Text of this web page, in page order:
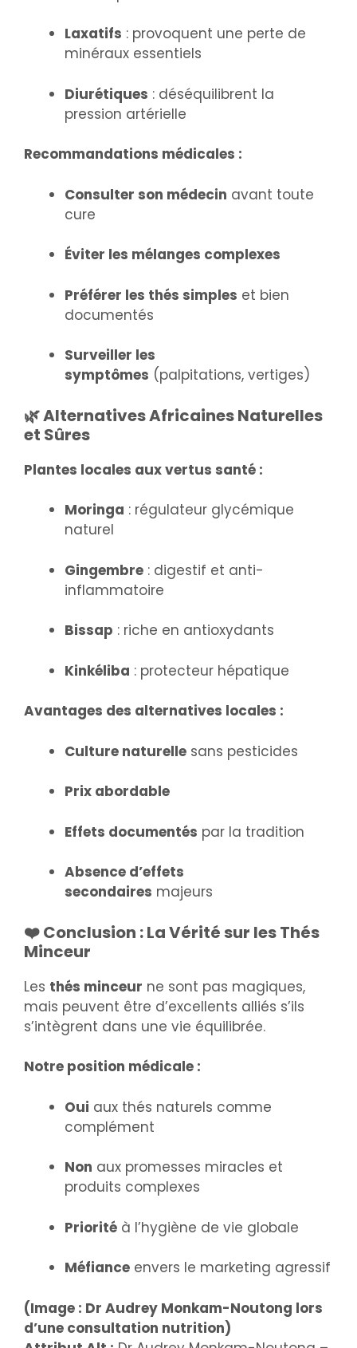
Laxatifs : provoquent une perte de
minéraux essentiels
Diurétiques : déséquilibrent la
pression artérielle
Recommandations médicales :
Consulter son médecin avant toute
cure
Éviter les mélanges complexes
Préférer les thés simples et bien
documentés
Surveiller les
symptômes (palpitations, vertiges)
🌿 Alternatives Africaines Naturelles
et Sûres
Plantes locales aux vertus santé :
Moringa : régulateur glycémique
naturel
Gingembre : digestif et anti-
inflammatoire
Bissap : riche en antioxydants
Kinkéliba : protecteur hépatique
Avantages des alternatives locales :
Culture naturelle sans pesticides
Prix abordable
Effets documentés par la tradition
Absence d’effets
secondaires majeurs
❤️ Conclusion : La Vérité sur les Thés
Minceur
Les thés minceur ne sont pas magiques,
mais peuvent être d’excellents alliés s’ils
s’intègrent dans une vie équilibrée.
Notre position médicale :
Oui aux thés naturels comme
complément
Non aux promesses miracles et
produits complexes
Priorité à l’hygiène de vie globale
Méfiance envers le marketing agressif
(Image : Dr Audrey Monkam-Noutong lors
d’une consultation nutrition)